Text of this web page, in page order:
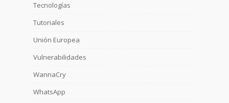
Tecnologías
Tutoriales
Unión Europea
Vulnerabilidades
WannaCry
WhatsApp